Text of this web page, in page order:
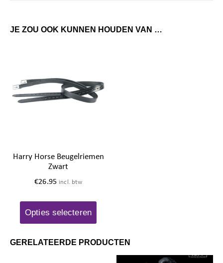
JE ZOU OOK KUNNEN HOUDEN VAN …
Harry Horse Beugelriemen
Zwart
€26.95 incl. btw
Opties selecteren
GERELATEERDE PRODUCTEN